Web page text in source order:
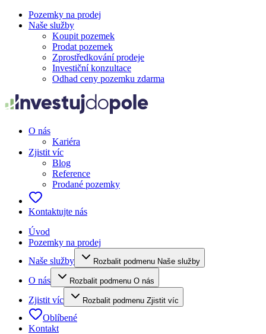
Pozemky na prodej
Naše služby
Koupit pozemek
Prodat pozemek
Zprostředkování prodeje
Investiční konzultace
Odhad ceny pozemku zdarma
O nás
Kariéra
Zjistit víc
Blog
Reference
Prodané pozemky
Kontaktujte nás
Úvod
Pozemky na prodej
Naše služby
Rozbalit podmenu Naše služby
O nás Rozbalit podmenu O nás
Zjistit víc Rozbalit podmenu Zjistit víc
Oblíbené
Kontakt